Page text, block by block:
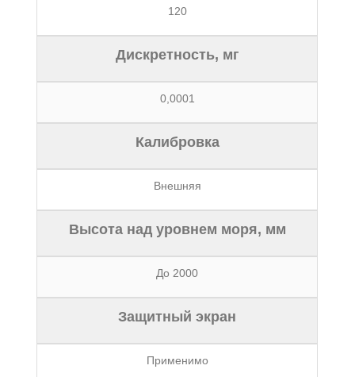
120
Дискретность, мг
0,0001
Калибровка
Внешняя
Высота над уровнем моря, мм
До 2000
Защитный экран
Применимо